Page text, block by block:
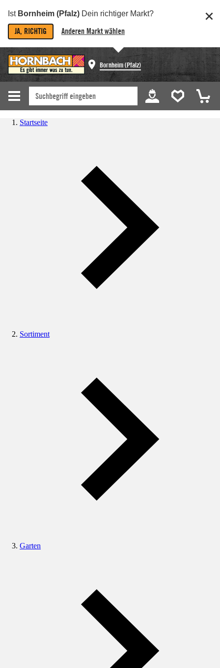
Ist Bornheim (Pfalz) Dein richtiger Markt?
JA, RICHTIG Anderen Markt wählen
Bornheim (Pfalz)
Startseite
Sortiment
Garten